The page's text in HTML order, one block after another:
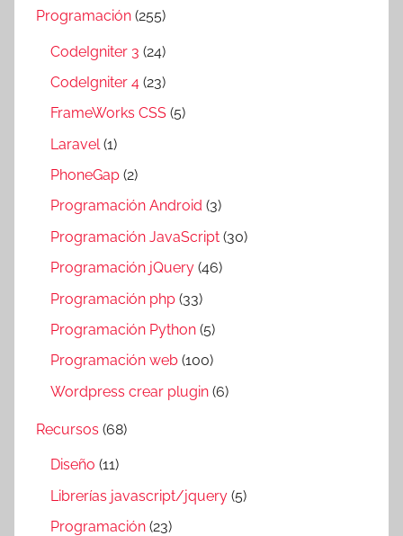
Programación (255)
CodeIgniter 3 (24)
CodeIgniter 4 (23)
FrameWorks CSS (5)
Laravel (1)
PhoneGap (2)
Programación Android (3)
Programación JavaScript (30)
Programación jQuery (46)
Programación php (33)
Programación Python (5)
Programación web (100)
Wordpress crear plugin (6)
Recursos (68)
Diseño (11)
Librerías javascript/jquery (5)
Programación (23)